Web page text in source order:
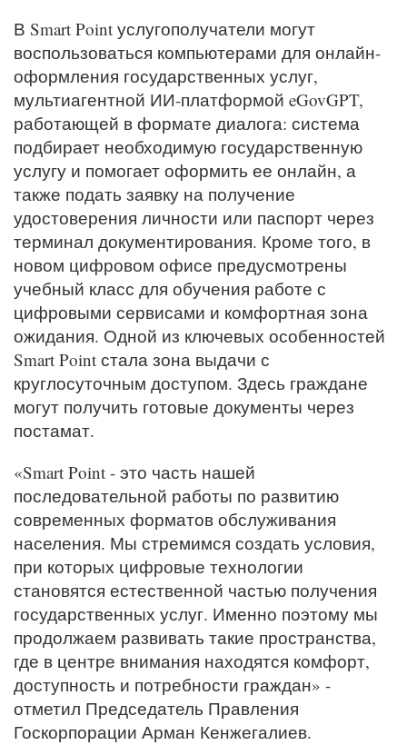
В Smart Point услугополучатели могут
воспользоваться компьютерами для онлайн-
оформления государственных услуг,
мультиагентной ИИ-платформой eGovGPT,
работающей в формате диалога: система
подбирает необходимую государственную
услугу и помогает оформить ее онлайн, а
также подать заявку на получение
удостоверения личности или паспорт через
терминал документирования. Кроме того, в
новом цифровом офисе предусмотрены
учебный класс для обучения работе с
цифровыми сервисами и комфортная зона
ожидания. Одной из ключевых особенностей
Smart Point стала зона выдачи с
круглосуточным доступом. Здесь граждане
могут получить готовые документы через
постамат.
«Smart Point - это часть нашей
последовательной работы по развитию
современных форматов обслуживания
населения. Мы стремимся создать условия,
при которых цифровые технологии
становятся естественной частью получения
государственных услуг. Именно поэтому мы
продолжаем развивать такие пространства,
где в центре внимания находятся комфорт,
доступность и потребности граждан» -
отметил Председатель Правления
Госкорпорации Арман Кенжегалиев.